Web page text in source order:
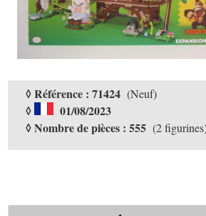
◊ Référence : 71424 (Neuf)
◊
01/08/2023
◊ Nombre de pièces : 555 (2